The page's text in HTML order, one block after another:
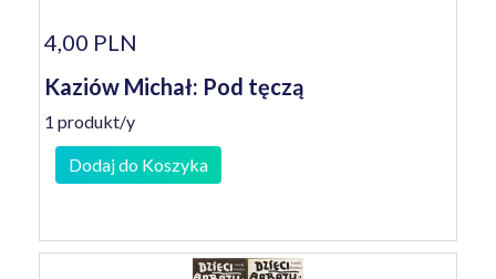
4,00 PLN
Kaziów Michał: Pod tęczą
1 produkt/y
Dodaj do Koszyka